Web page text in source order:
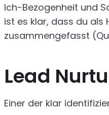
Ich-Bezogenheit und
ist es klar, dass du als
zusammengefasst
Lead
Einer der klar